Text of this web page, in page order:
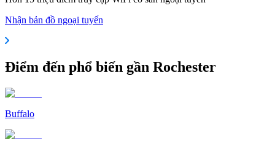
Nhận bản đồ ngoại tuyến
Điểm đến phổ biến gần Rochester
Buffalo